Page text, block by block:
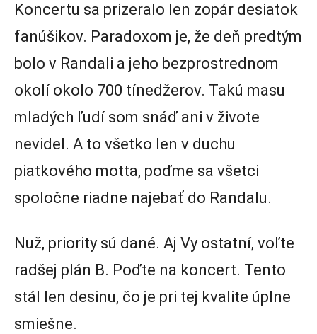
Koncertu sa prizeralo len zopár desiatok
fanúšikov. Paradoxom je, že deň predtým
bolo v Randali a jeho bezprostrednom
okolí okolo 700 tínedžerov. Takú masu
mladých ľudí som snáď ani v živote
nevidel. A to všetko len v duchu
piatkového motta, poďme sa všetci
spoločne riadne najebať do Randalu.
Nuž, priority sú dané. Aj Vy ostatní, voľte
radšej plán B. Poďte na koncert. Tento
stál len desinu, čo je pri tej kvalite úplne
smiešne.